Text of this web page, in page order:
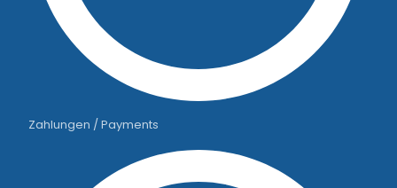
Zahlungen / Payments